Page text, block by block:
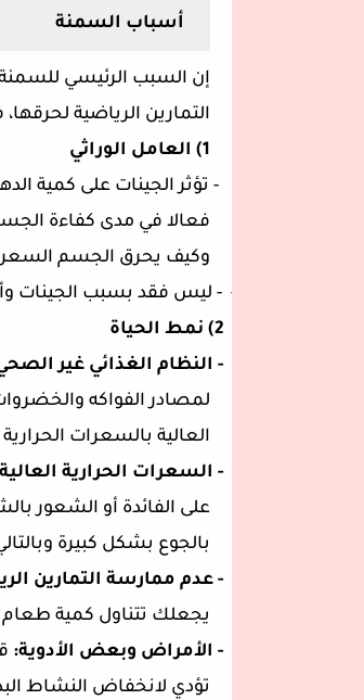
أسباب السمنة
إن السبب الرئيسي
التمارين الرياضية
1)
العامل الوراثي
- تؤثر الجينات على كمية
فعالا في مدى كفاءة
وكيف يحرق الجسم
-
- ليس فقد بسبب الجينات
- النظام الغذائي غير
لمصادر الفواكه
العالية بالسعرات
- السعرات الحرارية
على الفائدة أو الشعور
بالجوع بشكل كبيرة
- عدم ممارسة التمارين
يجعلك تتناول كمية طعام
- الأمراض وبعض الأدوية:
تؤدي لانخفاض النشاط